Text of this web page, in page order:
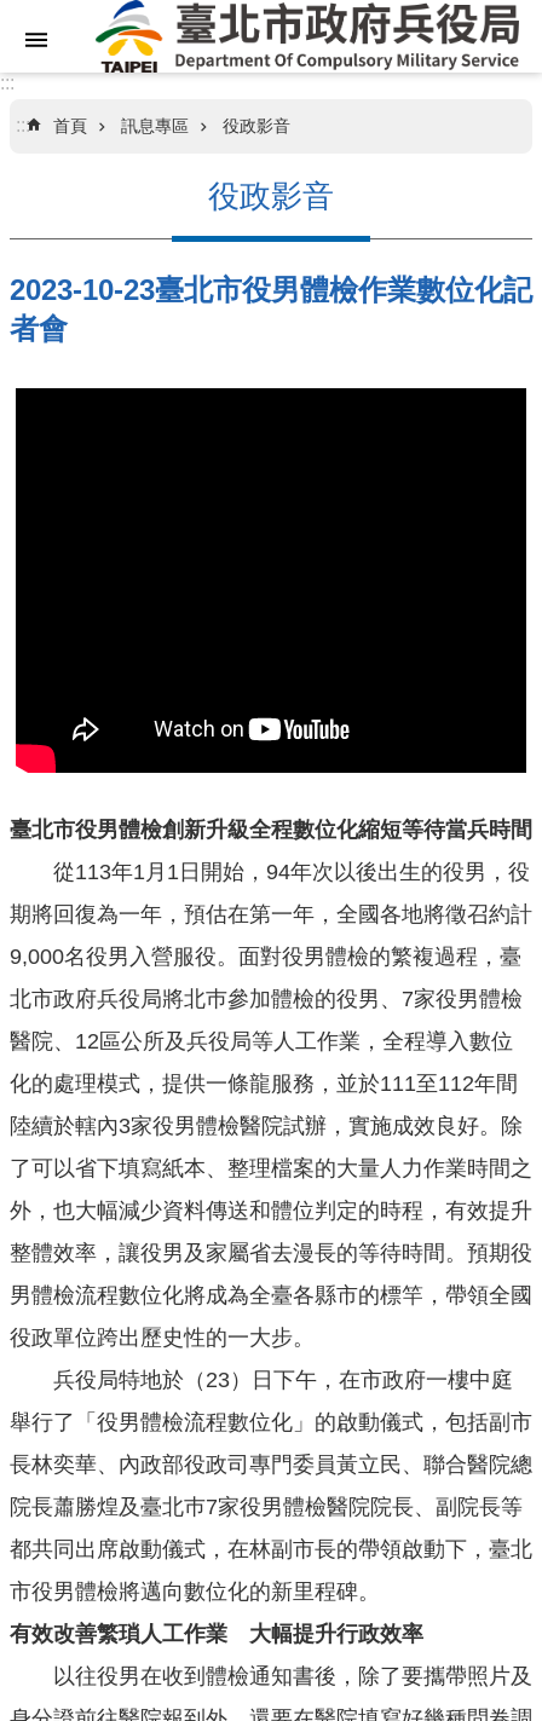
跳到主要內容區塊
業
務
資
定
預
算
網
站
導
覽
回
首
頁
臺
北
市
English
情
系
統
常
見
:::
::: 首頁 訊息專區 役政影音
役政影音
2023-10-23臺北市役男體檢作業數位化記
者會
臺北市役男體檢創新升級全程數位化縮短等待當兵時間
從113年1月1日開始，94年次以後出生的役男，役
期將回復為一年，預估在第一年，全國各地將徵召約計
9,000名役男入營服役。面對役男體檢的繁複過程，臺
北市政府兵役局將北巿參加體檢的役男、7家役男體檢
醫院、12區公所及兵役局等人工作業，全程導入數位
化的處理模式，提供一條龍服務，並於111至112年間
陸續於轄內3家役男體檢醫院試辦，實施成效良好。除
了可以省下填寫紙本、整理檔案的大量人力作業時間之
外，也大幅減少資料傳送和體位判定的時程，有效提升
整體效率，讓役男及家屬省去漫長的等待時間。預期役
男體檢流程數位化將成為全臺各縣市的標竿，帶領全國
役政單位跨出歷史性的一大步。
兵役局特地於（23）日下午，在市政府一樓中庭
舉行了「役男體檢流程數位化」的啟動儀式，包括副市
長林奕華、內政部役政司專門委員黃立民、聯合醫院總
院長蕭勝煌及臺北巿7家役男體檢醫院院長、副院長等
都共同出席啟動儀式，在林副市長的帶領啟動下，臺北
市役男體檢將邁向數位化的新里程碑。
有效改善繁瑣人工作業 大幅提升行政效率
以往役男在收到體檢通知書後，除了要攜帶照片及